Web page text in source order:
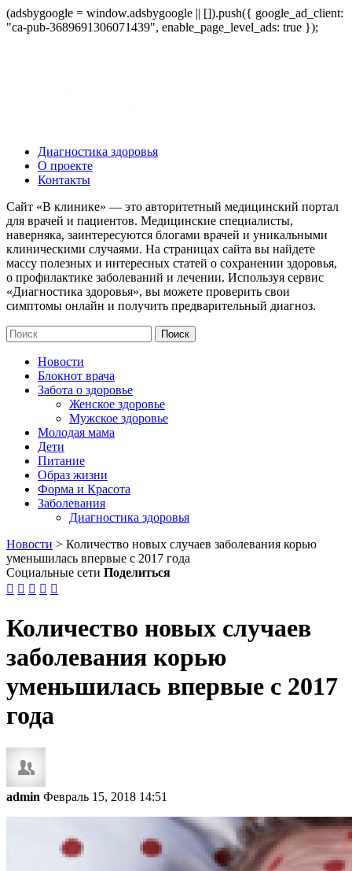
(adsbygoogle = window.adsbygoogle || []).push({ google_ad_client:
"ca-pub-3689691306071439", enable_page_level_ads: true });
Диагностика здоровья
О проекте
Контакты
Сайт «В клинике» — это авторитетный медицинский портал
для врачей и пациентов. Медицинские специалисты,
наверняка, заинтересуются блогами врачей и уникальными
клиническими случаями. На страницах сайта вы найдете
массу полезных и интересных статей о сохранении здоровья,
о профилактике заболеваний и лечении. Используя сервис
«Диагностика здоровья», вы можете проверить свои
симптомы онлайн и получить предварительный диагноз.
Новости
Блокнот врача
Забота о здоровье
Женское здоровье
Мужское здоровье
Молодая мама
Дети
Питание
Образ жизни
Форма и Красота
Заболевания
Диагностика здоровья
Новости > Количество новых случаев заболевания корью
уменьшилась впервые с 2017 года
Социальные сети Поделиться
    
Количество новых случаев
заболевания корью
уменьшилась впервые с 2017
года
admin Февраль 15, 2018 14:51